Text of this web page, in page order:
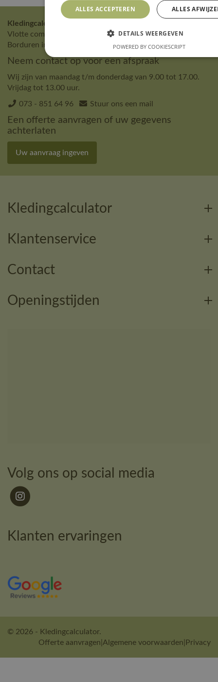
Kledingcalculator 's-Hertogenbosch * Sinds 2004 *
Vlotte communicatie • Ruime kledingkeuze • Bedrukken &
Borduren in eigen atelier
Neem contact op voor een afspraak
Wij zijn van maandag t/m donderdag van 9.00 tot 17.00.
Vrijdag tot 13.00 uur.
073 - 851 64 96 Stuur ons een mail
Een offerte aanvragen of uw gegevens
achterlaten
Uw aanvraag ingeven
Kledingcalculator
Klantenservice
Contact
Openingstijden
Volg ons op social media
Klanten ervaringen
© 2026 - Kledingcalculator.
Offerte aanvragen Algemene voorwaarden Privacy
ALLES ACCEPTEREN ALLES
DETAILS WEERGEVEN
POWERED BY COOKIESCRIPT